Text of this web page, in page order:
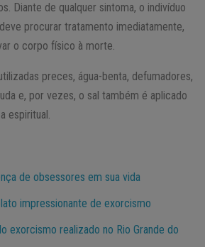
Diante de qualquer sintoma, o indivíduo
procurar tratamento imediatamente,
o corpo físico à morte.
preces, água-benta, defumadores,
e, por vezes, o sal também é aplicado
espiritual.
de obsessores em sua vida
impressionante de exorcismo
exorcismo realizado no Rio Grande do